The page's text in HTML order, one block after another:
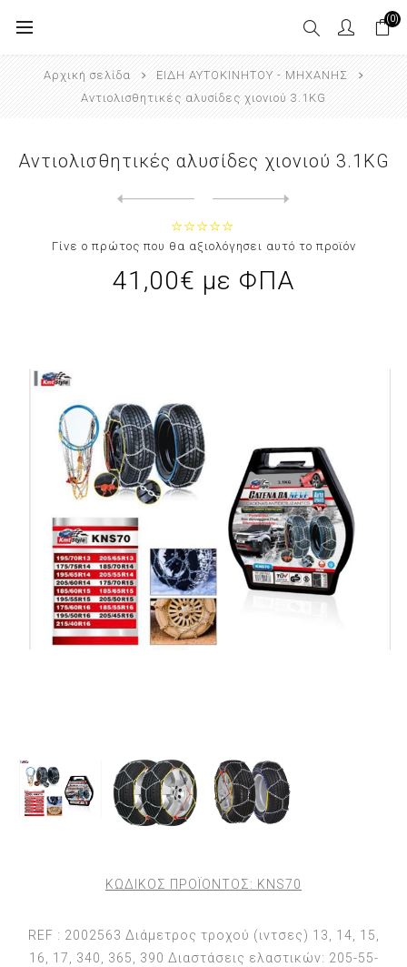
(0)
Αρχική σελίδα
ΕΙΔΗ ΑΥΤΟΚΙΝΗΤΟΥ - ΜΗΧΑΝΗΣ
Αντιολισθητικές αλυσίδες χιονιού 3.1KG
Αντιολισθητικές αλυσίδες χιονιού 3.1KG
Γίνε ο πρώτος που θα αξιολόγησει αυτό το προϊόν
41,00€ με ΦΠΑ
ΚΩΔΙΚΟΣ ΠΡΟΪΟΝΤΟΣ: KNS70
REF : 2002563 Διάμετρος τροχού (ιντσες) 13, 14, 15,
16, 17, 340, 365, 390 Διαστάσεις ελαστικών: 205-55-